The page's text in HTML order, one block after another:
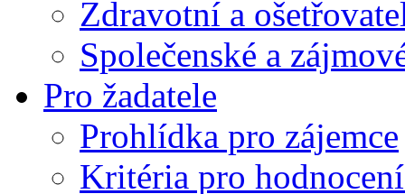
Zdravotní a
Společenské a
Pro žadatele
Prohlídka pro zájemce
Kritéria pro